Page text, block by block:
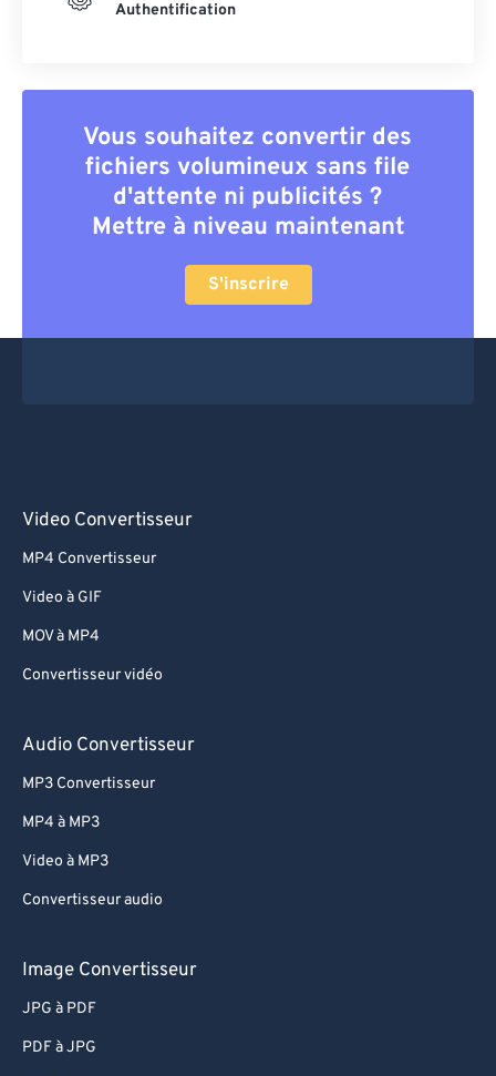
Authentification
Vous souhaitez convertir des
fichiers volumineux sans file
d'attente ni publicités ?
Mettre à niveau maintenant
S'inscrire
Video Convertisseur
MP4 Convertisseur
Video à GIF
MOV à MP4
Convertisseur vidéo
Audio Convertisseur
MP3 Convertisseur
MP4 à MP3
Video à MP3
Convertisseur audio
Image Convertisseur
JPG à PDF
PDF à JPG